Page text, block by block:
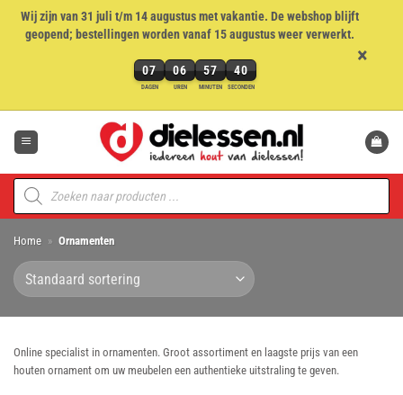
Wij zijn van 31 juli t/m 14 augustus met vakantie. De webshop blijft
geopend; bestellingen worden vanaf 15 augustus weer verwerkt.
07
DAGEN
06
UREN
57
MINUTEN
39
SECONDEN
7
6
uren,
57
minuten
en
×
naar
inhoud
Producten
zoeken
Home » Ornamenten
Online specialist in ornamenten. Groot assortiment en laagste prijs van een
houten ornament om uw meubelen een authentieke uitstraling te geven.